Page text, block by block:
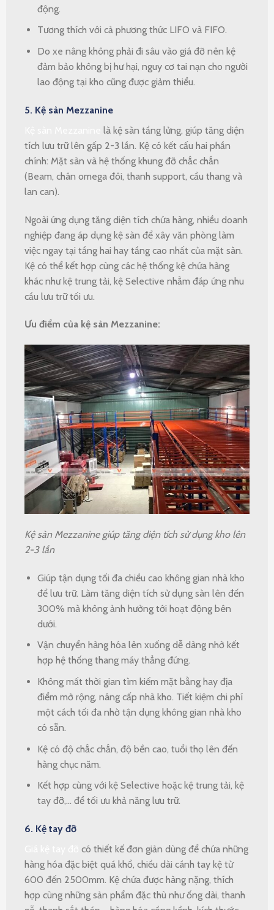
động.
Tương thích với cả phương thức LIFO và FIFO.
Do xe nâng không phải đi sâu vào giá đỡ nên kệ
đảm bảo không bị hư hại, nguy cơ tai nạn cho người
lao động tại kho cũng được giảm thiểu.
5. Kệ sàn Mezzanine
là kệ sàn tầng lửng, giúp tăng diện
tích lưu trữ lên gấp 2-3 lần. Kệ có kết cấu hai phần
chính: Mặt sàn và hệ thống khung đỡ chắc chắn
(Beam, chân omega đôi, thanh support, cầu thang và
lan can).
Ngoài ứng dụng tăng diện tích chứa hàng, nhiều doanh
nghiệp đang áp dụng kệ sàn để xây văn phòng làm
việc ngay tại tầng hai hay tầng cao nhất của mặt sàn.
Kệ có thể kết hợp cùng các hệ thống kệ chứa hàng
khác như kệ trung tải, kệ Selective nhằm đáp ứng nhu
cầu lưu trữ tối ưu.
Ưu điểm của kệ sàn Mezzanine:
Kệ sàn Mezzanine giúp tăng diện tích sử dụng kho lên
2-3 lần
Giúp tận dụng tối đa chiều cao không gian nhà kho
để lưu trữ. Làm tăng diện tích sử dụng sàn lên đến
300% mà không ảnh hưởng tới hoạt động bên
dưới.
Vận chuyển hàng hóa lên xuống dễ dàng nhờ kết
hợp hệ thống thang máy thẳng đứng.
Không mất thời gian tìm kiếm mặt bằng hay địa
điểm mở rộng, nâng cấp nhà kho. Tiết kiệm chi phí
một cách tối đa nhờ tận dụng không gian nhà kho
có sẵn.
Kệ có độ chắc chắn, độ bền cao, tuổi thọ lên đến
hàng chục năm.
Kết hợp cùng với kệ Selective hoặc kệ trung tải, kệ
tay đỡ,… để tối ưu khả năng lưu trữ.
6. Kệ tay đỡ
có thiết kế đơn giản dùng để chứa những
hàng hóa đặc biệt quá khổ, chiều dài cánh tay kệ từ
600 đến 2500mm. Kệ chứa được hàng nặng, thích
hợp cùng những sản phẩm đặc thù như ống dài, thanh